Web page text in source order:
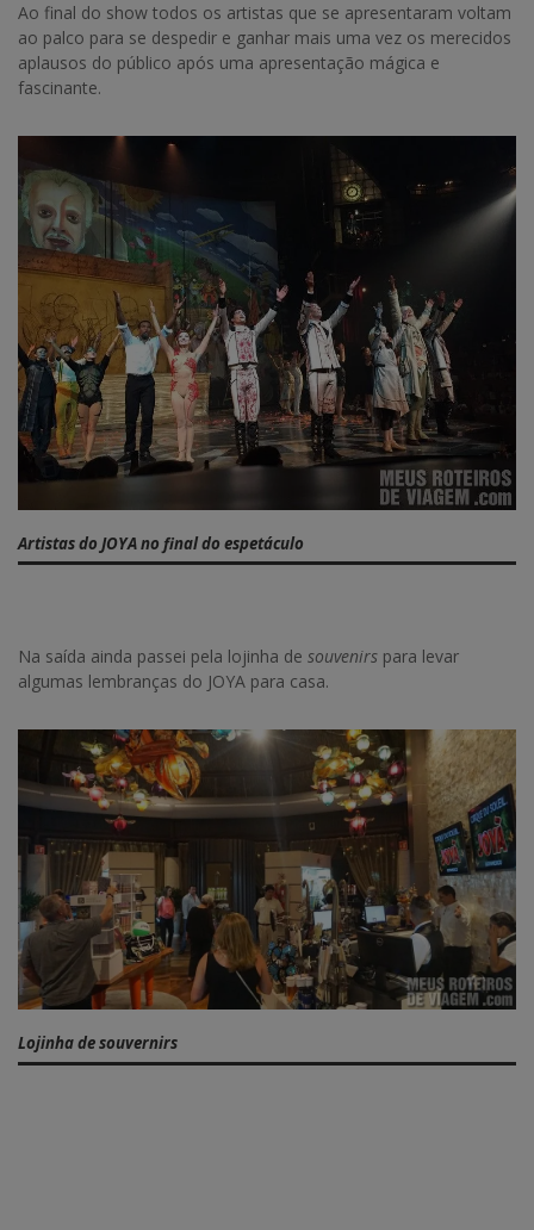
Ao final do show todos os artistas que se apresentaram voltam
ao palco para se despedir e ganhar mais uma vez os merecidos
aplausos do público após uma apresentação mágica e
fascinante.
Artistas do JOYA no final do espetáculo
Na saída ainda passei pela lojinha de souvenirs para levar
algumas lembranças do JOYA para casa.
Lojinha de souvernirs